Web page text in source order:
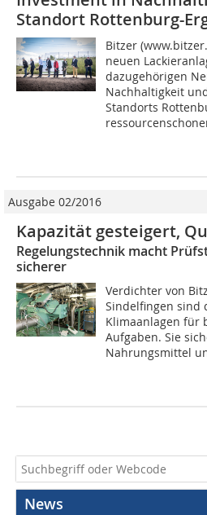
Standort Rottenburg-
Bitzer
neuen
dazugehörigen
Nachhaltigkeit
Standorts
Ausgabe 02/2016
Kapazität gesteigert,
Regelungstechnik macht
sicherer
Verdichter von
Sindelfingen sind
Klimaanlagen für
Aufgaben. Sie
Nahrungsmittel
News